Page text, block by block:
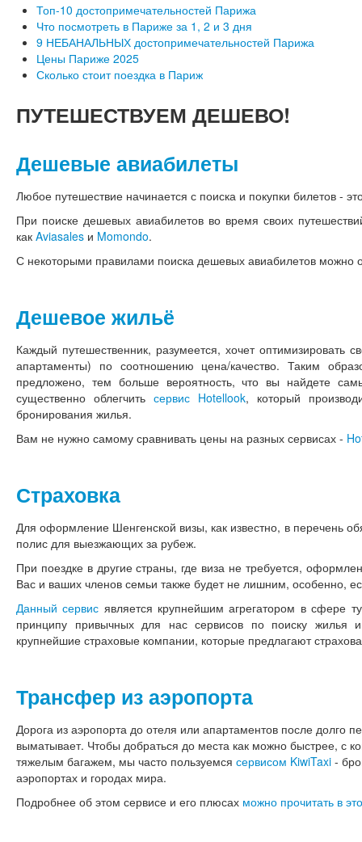
Топ-10 достопримечательностей Парижа
Что посмотреть в Париже за 1, 2 и 3 дня
9 НЕБАНАЛЬНЫХ достопримечательностей Парижа
Цены Париже 2025
Сколько стоит поездка в Париж
ПУТЕШЕСТВУЕМ ДЕШЕВО!
Дешевые авиабилеты
Любое путешествие начинается с поиска и покупки билетов -
При поиске дешевых авиабилетов во время своих
как Aviasales и Momondo.
С некоторыми правилами поиска дешевых авиабилетов можно
Дешевое жильё
Каждый путешественник, разумеется, хочет оптимизировать
апартаменты) по соотношению цена/качество. Таким
предложено, тем больше вероятность, что вы найдете
существенно облегчить сервис Hotellook, который
бронирования жилья.
Вам не нужно самому сравнивать цены на разных сервисах -
Страховка
Для оформление Шенгенской визы, как известно, в перечень
полис для выезжающих за рубеж.
При поездке в другие страны, где виза не требуется,
Вас и ваших членов семьи также будет не лишним, особенно,
Данный сервис является крупнейшим агрегатором в сфере
принципу привычных для нас сервисов по поиску жилья
крупнейшие страховые компании, которые предлагают
Трансфер из аэропорта
Дорога из аэропорта до отеля или апартаментов после долго
выматывает. Чтобы добраться до места как можно быстрее, с
тяжелым багажем, мы часто пользуемся сервисом KiwiTaxi -
аэропортах и городах мира.
Подробнее об этом сервисе и его плюсах можно прочитать в